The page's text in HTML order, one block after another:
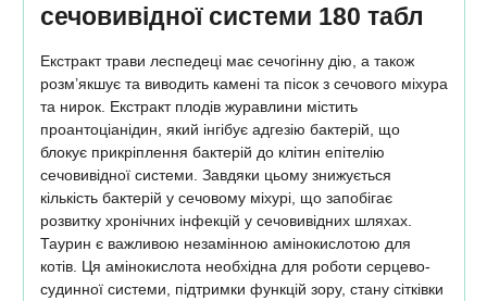
сечовивідної системи 180 табл
Екстракт трави леспедеці має сечогінну дію, а також
розм’якшує та виводить камені та пісок з сечового міхура
та нирок. Екстракт плодів журавлини містить
проантоціанідин, який інгібує адгезію бактерій, що
блокує прикріплення бактерій до клітин епітелію
сечовивідної системи. Завдяки цьому знижується
кількість бактерій у сечовому міхурі, що запобігає
розвитку хронічних інфекцій у сечовивідних шляхах.
Таурин є важливою незамінною амінокислотою для
котів. Ця амінокислота необхідна для роботи серцево-
судинної системи, підтримки функцій зору, стану сітківки